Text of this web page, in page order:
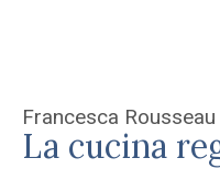
Francesca Rousseau
La cucina